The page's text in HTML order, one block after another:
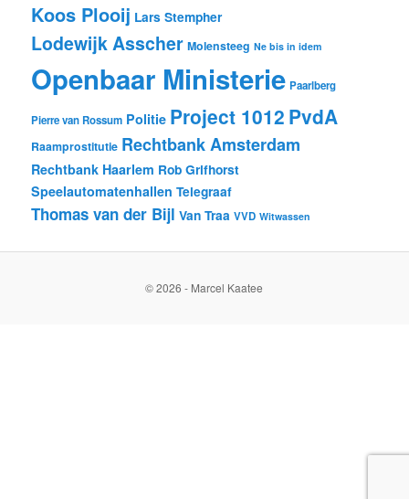
Koos Plooij Lars Stempher
Lodewijk Asscher Molensteeg Ne bis in idem
Openbaar Ministerie Paarlberg
Pierre van Rossum Politie Project 1012 PvdA
Raamprostitutie Rechtbank Amsterdam
Rechtbank Haarlem Rob Grifhorst
Speelautomatenhallen Telegraaf
Thomas van der Bijl Van Traa VVD Witwassen
© 2026 - Marcel Kaatee